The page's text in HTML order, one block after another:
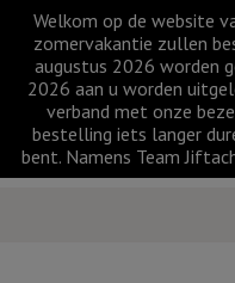
Welkom op de website
zomervakantie zullen
augustus 2026 worden
2026 aan u worden
verband met onze
bestelling iets langer
bent. Namens Team